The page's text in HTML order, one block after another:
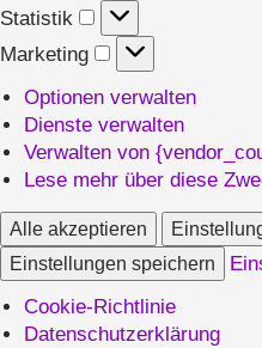
Statistik
Statistik
Marketing
Marketing
Optionen verwalten
Dienste verwalten
Verwalten von
Lese mehr über diese
Alle akzeptieren
Einstellungen speichern
Cookie-Richtlinie
Datenschutzerklärung